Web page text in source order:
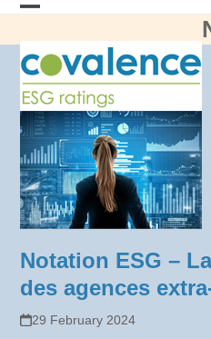
Skip
contentmobile
menu
mobile
menu
Notation ESG –
des agences
29 February 2024